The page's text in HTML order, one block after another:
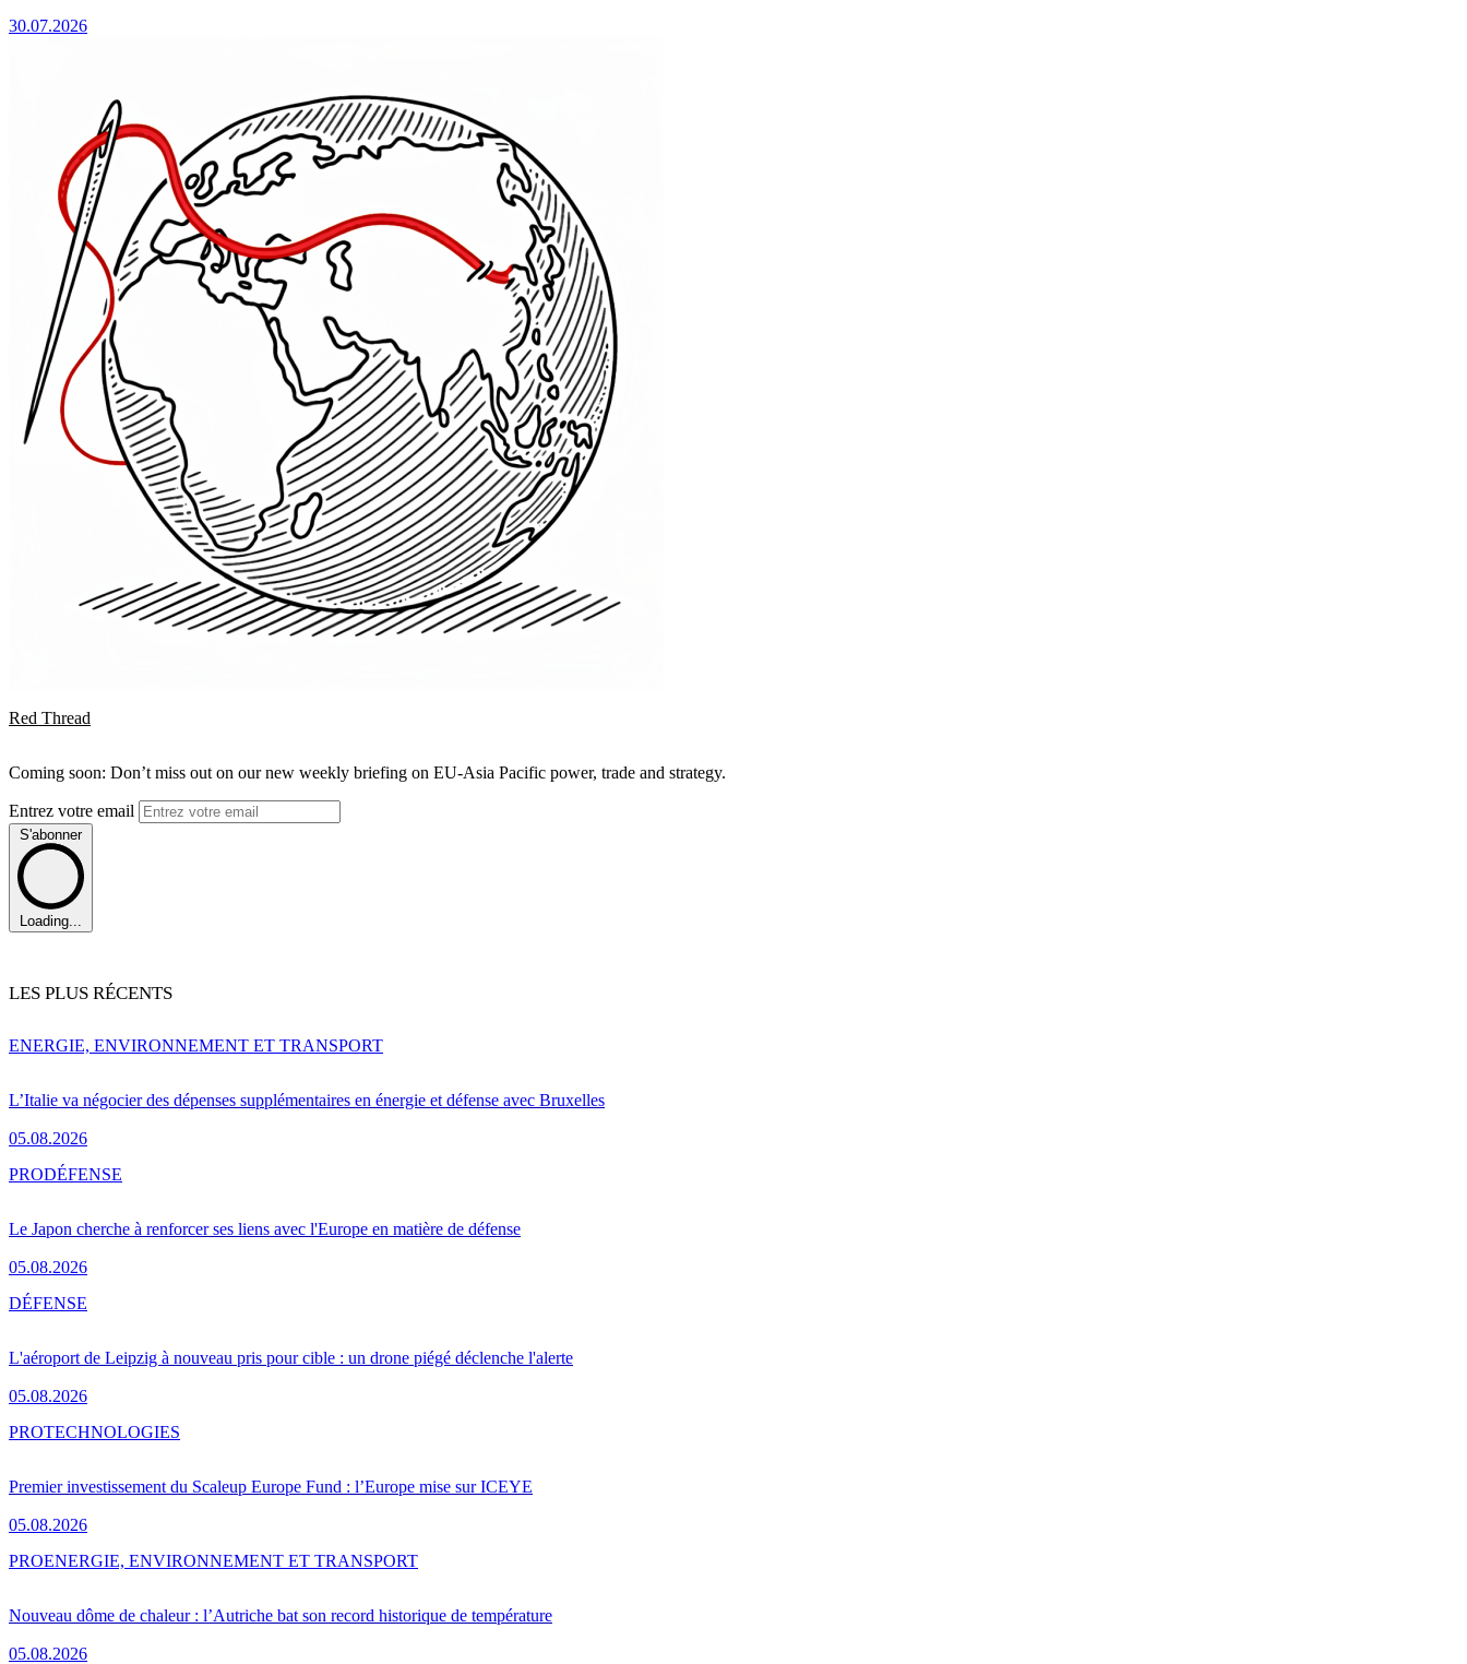
30.07.2026
Red Thread
Coming soon: Don’t miss out on our new weekly briefing on EU-Asia Pacific power, trade and strategy.
Entrez votre email
S'abonner
Loading...
LES PLUS RÉCENTS
L’Italie va négocier des dépenses supplémentaires en énergie et défense avec Bruxelles
05.08.2026
ENERGIE, ENVIRONNEMENT ET TRANSPORT
Le Japon cherche à renforcer ses liens avec l'Europe en matière de défense
05.08.2026
PRODÉFENSE
L'aéroport de Leipzig à nouveau pris pour cible : un drone piégé déclenche l'alerte
05.08.2026
DÉFENSE
Premier investissement du Scaleup Europe Fund : l’Europe mise sur ICEYE
05.08.2026
PROTECHNOLOGIES
Nouveau dôme de chaleur : l’Autriche bat son record historique de température
05.08.2026
PROENERGIE, ENVIRONNEMENT ET TRANSPORT